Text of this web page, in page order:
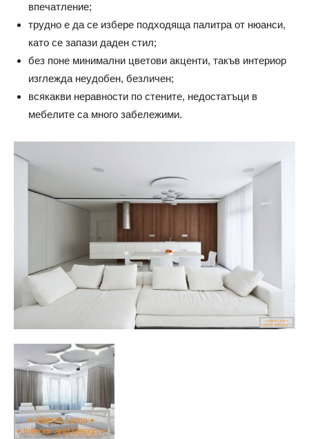
впечатление;
трудно е да се избере подходяща палитра от нюанси,
като се запази даден стил;
без поне минимални цветови акценти, такъв интериор
изглежда неудобен, безличен;
всякакви неравности по стените, недостатъци в
мебелите са много забележими.